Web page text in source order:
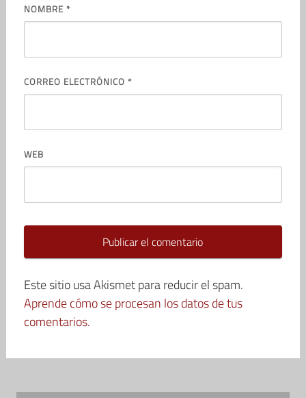
NOMBRE *
CORREO ELECTRÓNICO *
WEB
Este sitio usa Akismet para reducir el spam.
Aprende cómo se procesan los datos de tus
comentarios.